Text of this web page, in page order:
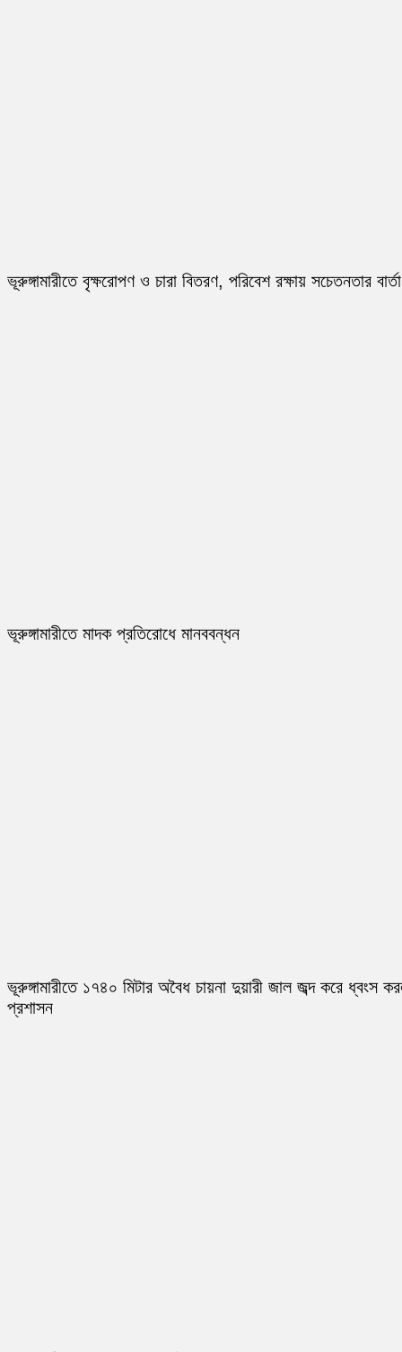
ভূরুঙ্গামারীতে বৃক্ষরোপণ ও চারা বিতরণ, পরিবেশ রক্ষায় সচেতনতার বার্তা
ভূরুঙ্গামারীতে মাদক প্রতিরোধে মানববন্ধন
ভূরুঙ্গামারীতে ১৭৪০ মিটার অবৈধ চায়না দুয়ারী জাল জব্দ করে ধ্বংস
প্রশাসন